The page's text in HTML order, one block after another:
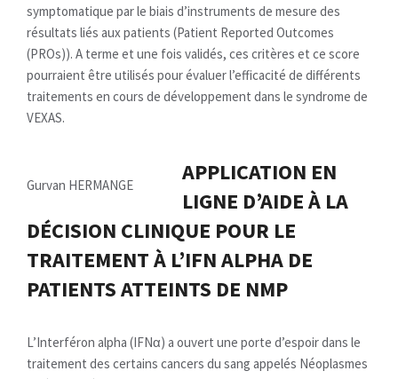
symptomatique par le biais d’instruments de mesure des
résultats liés aux patients (Patient Reported Outcomes
(PROs)). A terme et une fois validés, ces critères et ce score
pourraient être utilisés pour évaluer l’efficacité de différents
traitements en cours de développement dans le syndrome de
VEXAS.
Gurvan HERMANGE
APPLICATION EN
LIGNE D’AIDE À LA
DÉCISION CLINIQUE POUR LE
TRAITEMENT À L’IFN ALPHA DE
PATIENTS ATTEINTS DE NMP
L’Interféron alpha (IFNα) a ouvert une porte d’espoir dans le
traitement des certains cancers du sang appelés Néoplasmes